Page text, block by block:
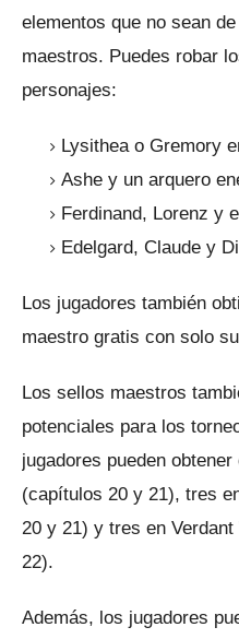
elementos que no sean
maestros. Puedes robar
personajes:
Lysithea o Gremory
Ashe y un arquero
Ferdinand, Lorenz y
Edelgard, Claude y
Los jugadores también
maestro gratis con solo
Los sellos maestros
potenciales para los
jugadores pueden
(capítulos 20 y 21), tres
20 y 21) y tres en
22).
Además, los jugadores